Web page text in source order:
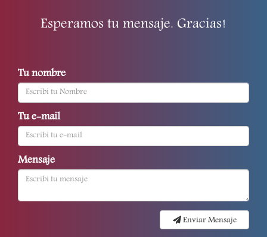
Esperamos tu mensaje. Gracias!
Tu nombre
Tu e-mail
Mensaje
Enviar Mensaje